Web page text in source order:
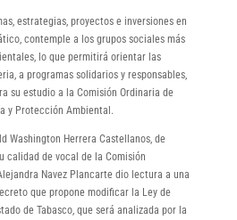
estrategias, proyectos e inversiones en
contemple a los grupos sociales más
lo que permitirá orientar las
a programas solidarios y responsables,
su estudio a la Comisión Ordinaria de
y Protección Ambiental.
Washington Herrera Castellanos, de
calidad de vocal de la Comisión
Navez Plancarte dio lectura a una
que propone modificar la Ley de
de Tabasco, que será analizada por la